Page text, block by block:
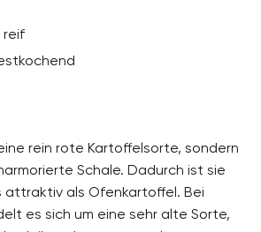
reif
rein rote Kartoffelsorte, sondern
Schale. Dadurch ist sie
attraktiv als Ofenkartoffel. Bei
es sich um eine sehr alte Sorte,